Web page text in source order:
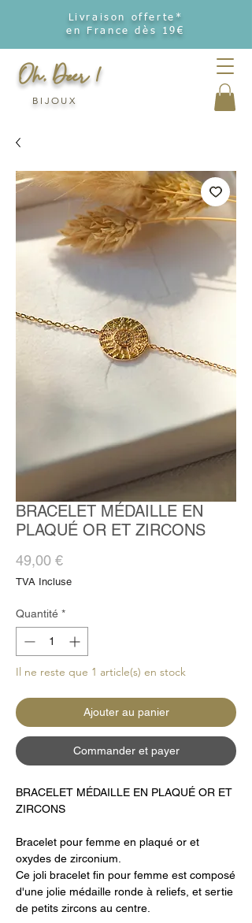
Livraison offerte*
en France dès 19€
Oh, Deer !
BIJOUX
BRACELET MÉDAILLE EN
PLAQUÉ OR ET ZIRCONS
49,00 €Prix
TVA Incluse
Quantité *
Il ne reste que 1 article(s) en stock
Ajouter au panier
Commander et payer
BRACELET MÉDAILLE EN PLAQUÉ OR ET
ZIRCONS
Bracelet pour femme en plaqué or et
oxydes de zirconium.
Ce joli bracelet fin pour femme est composé
d'une jolie médaille ronde à reliefs, et sertie
de petits zircons au centre.